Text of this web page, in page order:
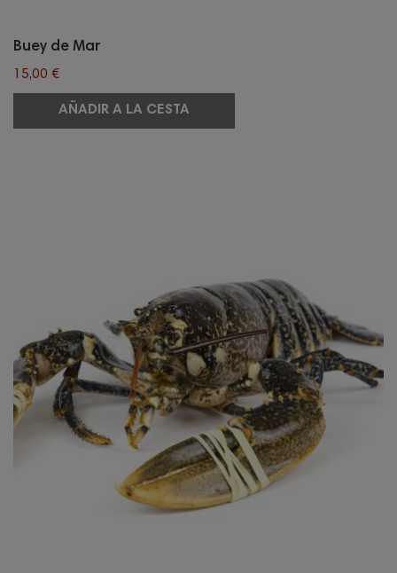
Buey de Mar
15,00 €
AÑADIR A LA CESTA